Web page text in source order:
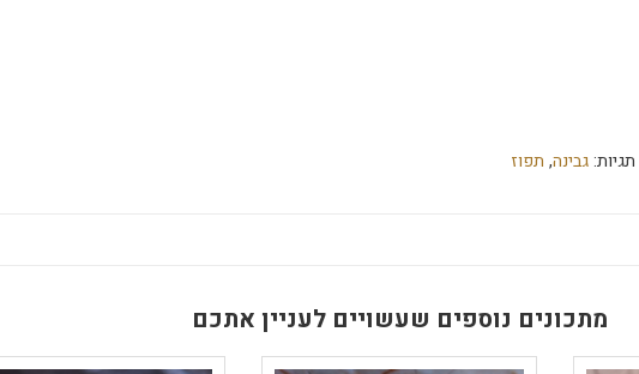
תגיות:גבינה, תפוז
מתכונים נוספים שעשויים לעניין אתכם